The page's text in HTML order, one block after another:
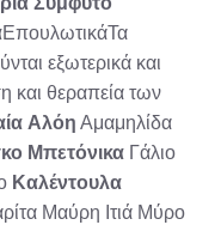
ΕπουλωτικάΤα
εξωτερικά και
θεραπεία των
Αλόη Αμαμηλίδα
Μπετόνικα Γάλιο
Καλέντουλα
Μαύρη Ιτιά Μύρο